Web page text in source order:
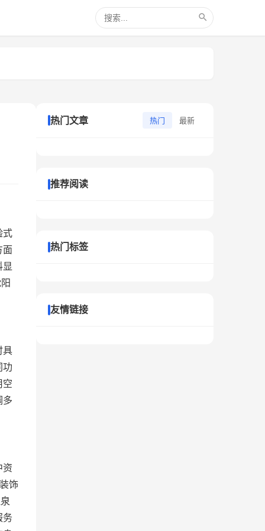
式
面
显
具
功
空
多
资
饰
务
热门文章 热门 最新
推荐阅读
热门标签
友情链接